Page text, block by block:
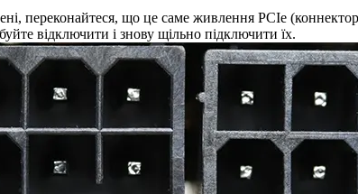
переконайтеся, що це саме живлення PCIe
відключити і знову щільно підключити їх.